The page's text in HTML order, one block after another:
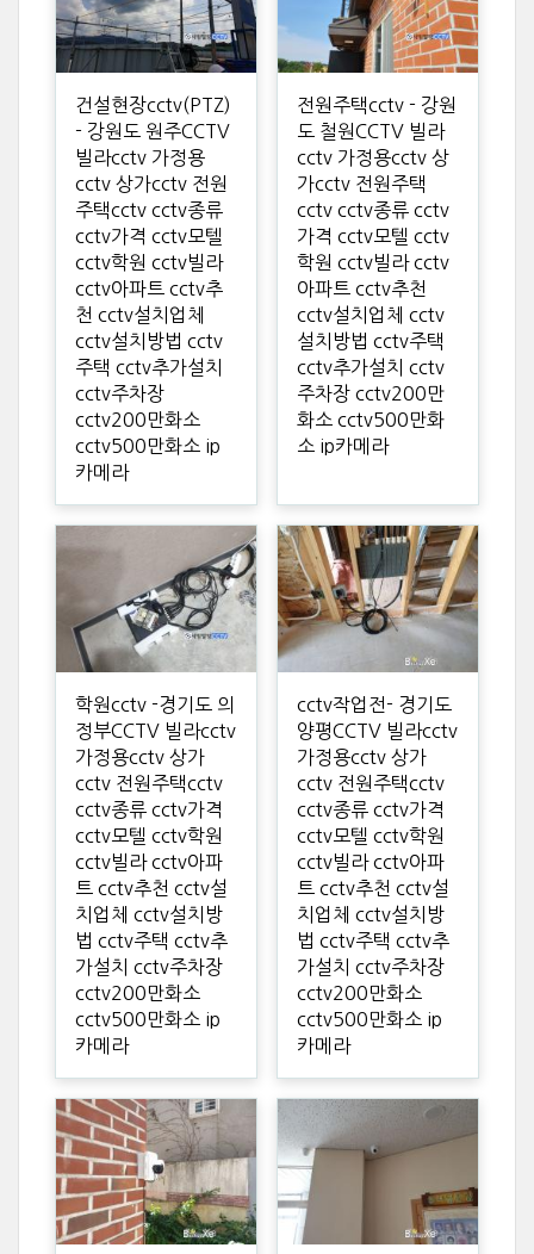
건설현장cctv(PTZ)
- 강원도 원주CCTV
빌라cctv 가정용
cctv 상가cctv 전원
주택cctv cctv종류
cctv가격 cctv모텔
cctv학원 cctv빌라
cctv아파트 cctv추
천 cctv설치업체
cctv설치방법 cctv
주택 cctv추가설치
cctv주차장
cctv200만화소
cctv500만화소 ip
카메라
전원주택cctv - 강원
도 철원CCTV 빌라
cctv 가정용cctv 상
가cctv 전원주택
cctv cctv종류 cctv
가격 cctv모텔 cctv
학원 cctv빌라 cctv
아파트 cctv추천
cctv설치업체 cctv
설치방법 cctv주택
cctv추가설치 cctv
주차장 cctv200만
화소 cctv500만화
소 ip카메라
학원cctv -경기도 의
정부CCTV 빌라cctv
가정용cctv 상가
cctv 전원주택cctv
cctv종류 cctv가격
cctv모텔 cctv학원
cctv빌라 cctv아파
트 cctv추천 cctv설
치업체 cctv설치방
법 cctv주택 cctv추
가설치 cctv주차장
cctv200만화소
cctv500만화소 ip
카메라
cctv작업전- 경기도
양평CCTV 빌라cctv
가정용cctv 상가
cctv 전원주택cctv
cctv종류 cctv가격
cctv모텔 cctv학원
cctv빌라 cctv아파
트 cctv추천 cctv설
치업체 cctv설치방
법 cctv주택 cctv추
가설치 cctv주차장
cctv200만화소
cctv500만화소 ip
카메라